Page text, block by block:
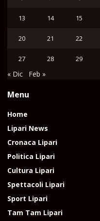
13 14 15
20 21 22
27 28 29
« Dic Feb »
Menu
Home
Lipari News
Cronaca Lipari
Politica Lipari
Cultura Lipari
Spettacoli Lipari
Sport Lipari
Tam Tam Lipari